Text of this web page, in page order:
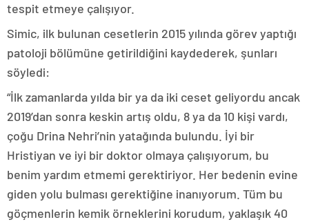
tespit etmeye çalışıyor.
Simic, ilk bulunan cesetlerin 2015 yılında görev yaptığı
patoloji bölümüne getirildiğini kaydederek, şunları
söyledi:
“İlk zamanlarda yılda bir ya da iki ceset geliyordu ancak
2019’dan sonra keskin artış oldu, 8 ya da 10 kişi vardı,
çoğu Drina Nehri’nin yatağında bulundu. İyi bir
Hristiyan ve iyi bir doktor olmaya çalışıyorum, bu
benim yardım etmemi gerektiriyor. Her bedenin evine
giden yolu bulması gerektiğine inanıyorum. Tüm bu
göçmenlerin kemik örneklerini korudum, yaklaşık 40